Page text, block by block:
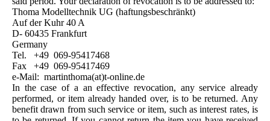
Thoma Modelltechnik UG (haftungsbeschränkt)
Auf der Kuhr 40 A
D- 60435 Frankfurt
Germany
Tel. +49 069-95417468
Fax +49 069-95417469
e-Mail: martinthoma(at)t-online.de
In the case of a an effective revocation, any service already
performed, or item already handed over, is to be returned. Any
benefit drawn from such service or item, such as interest rates, is